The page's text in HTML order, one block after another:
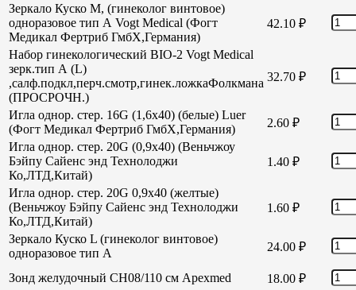
Зеркало Куско М, (гинеколог винтовое)
одноразовое тип А Vogt Medical (Фогт
Медикал Фертриб ГмбХ,Германия)
42.10 ₽
Набор гинекологический BIO-2 Vogt Medical
зерк.тип А (L)
,салф.подкл,перч.смотр,гинек.ложкаФолкмана
(ПРОСРОЧН.)
32.70 ₽
Игла однор. стер. 16G (1,6х40) (белые) Luer
(Фогт Медикал Фертриб ГмбХ,Германия)
2.60 ₽
Игла однор. стер. 20G (0,9х40) (Веньчжоу
Бэйпу Сайенс энд Технолоджи
Ко,ЛТД,Китай)
1.40 ₽
Игла однор. стер. 20G 0,9х40 (желтые)
(Веньчжоу Бэйпу Сайенс энд Технолоджи
Ко,ЛТД,Китай)
1.60 ₽
Зеркало Куско L (гинеколог винтовое)
одноразовое тип А
24.00 ₽
Зонд желудочный СН08/110 см Apexmed 18.00 ₽